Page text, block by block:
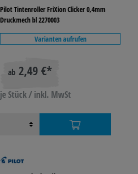
Pilot Tintenroller FriXion Clicker 0,4mm
Druckmech bl 2270003
Varianten aufrufen
ab 2,49 €*
je Stück / inkl. MwSt